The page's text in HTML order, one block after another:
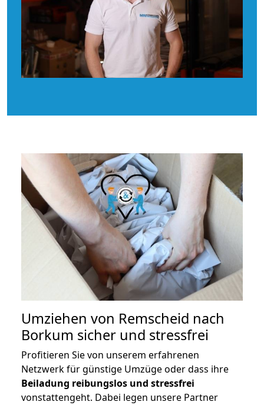
Umziehen von Remscheid nach
Borkum sicher und stressfrei
Profitieren Sie von unserem erfahrenen
Netzwerk für günstige Umzüge oder dass ihre
Beiladung reibungslos und stressfrei
vonstattengeht. Dabei legen unsere Partner